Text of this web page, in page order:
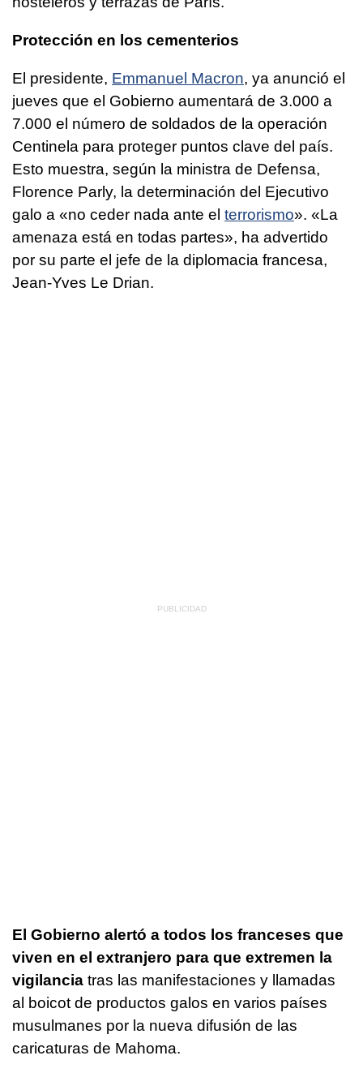
Protección en los cementerios
El presidente, Emmanuel Macron, ya anunció el
jueves que el Gobierno aumentará de 3.000 a
7.000 el número de soldados de la operación
Centinela para proteger puntos clave del país.
Esto muestra, según la ministra de Defensa,
Florence Parly, la determinación del Ejecutivo
galo a «no ceder nada ante el terrorismo». «La
amenaza está en todas partes», ha advertido
por su parte el jefe de la diplomacia francesa,
Jean-Yves Le Drian.
El Gobierno alertó a todos los franceses que
viven en el extranjero para que extremen la
vigilancia tras las manifestaciones y llamadas
al boicot de productos galos en varios países
musulmanes por la nueva difusión de las
caricaturas de Mahoma.